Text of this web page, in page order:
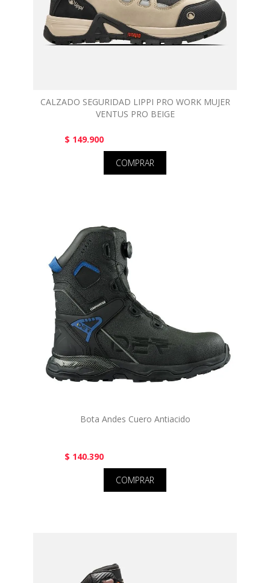
CALZADO SEGURIDAD LIPPI PRO WORK MUJER
VENTUS PRO BEIGE
$ 149.900
COMPRAR
Bota Andes Cuero Antiacido
$ 140.390
COMPRAR